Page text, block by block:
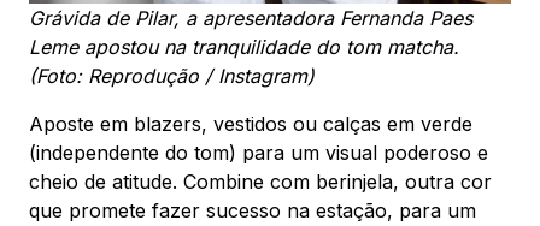
Grávida de Pilar, a apresentadora Fernanda Paes
Leme apostou na tranquilidade do tom matcha.
(Foto: Reprodução / Instagram)
Aposte em blazers, vestidos ou calças em verde
(independente do tom) para um visual poderoso e
cheio de atitude. Combine com berinjela, outra cor
que promete fazer sucesso na estação, para um